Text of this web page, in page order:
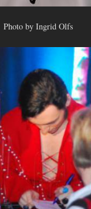
Photo by Ingrid Olfs